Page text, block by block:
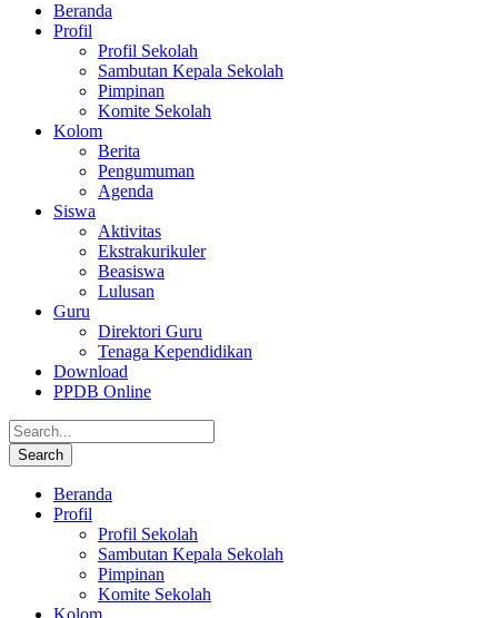
Beranda
Profil
Profil Sekolah
Sambutan Kepala Sekolah
Pimpinan
Komite Sekolah
Kolom
Berita
Pengumuman
Agenda
Siswa
Aktivitas
Ekstrakurikuler
Beasiswa
Lulusan
Guru
Direktori Guru
Tenaga Kependidikan
Download
PPDB Online
Beranda
Profil
Profil Sekolah
Sambutan Kepala Sekolah
Pimpinan
Komite Sekolah
Kolom